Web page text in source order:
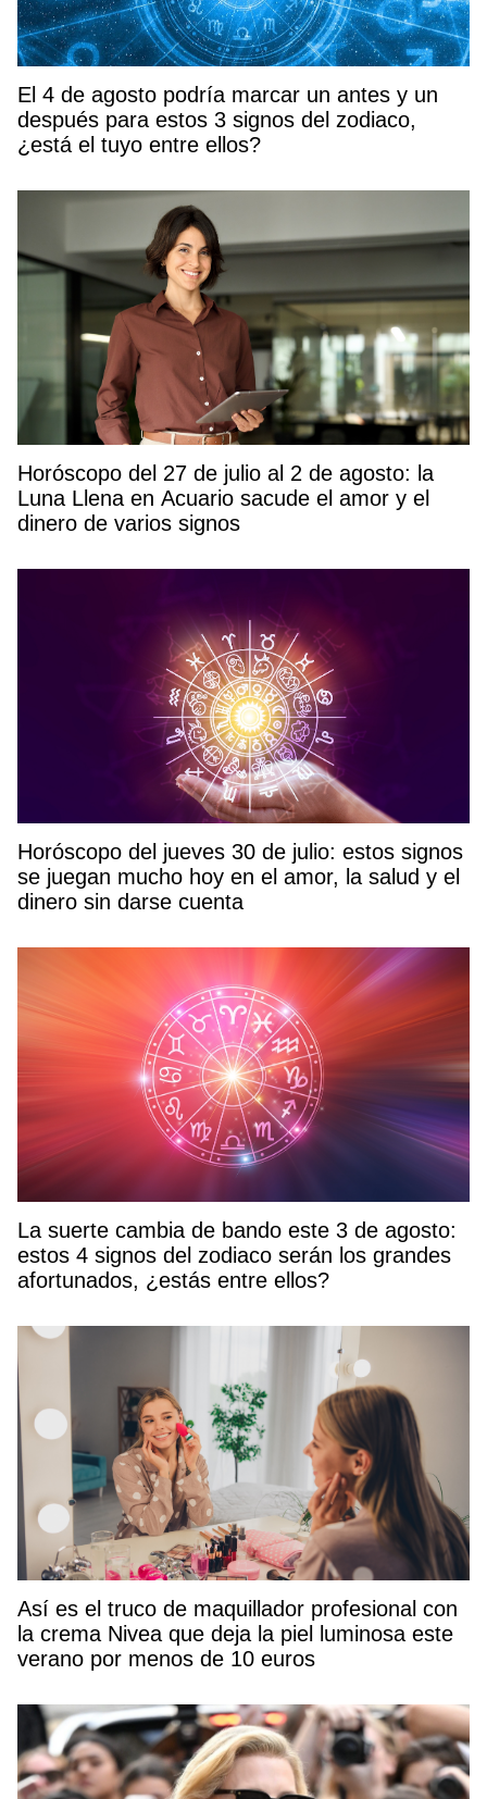
El 4 de agosto podría marcar un antes y un
después para estos 3 signos del zodiaco,
¿está el tuyo entre ellos?
Horóscopo del 27 de julio al 2 de agosto: la
Luna Llena en Acuario sacude el amor y el
dinero de varios signos
Horóscopo del jueves 30 de julio: estos signos
se juegan mucho hoy en el amor, la salud y el
dinero sin darse cuenta
La suerte cambia de bando este 3 de agosto:
estos 4 signos del zodiaco serán los grandes
afortunados, ¿estás entre ellos?
Así es el truco de maquillador profesional con
la crema Nivea que deja la piel luminosa este
verano por menos de 10 euros